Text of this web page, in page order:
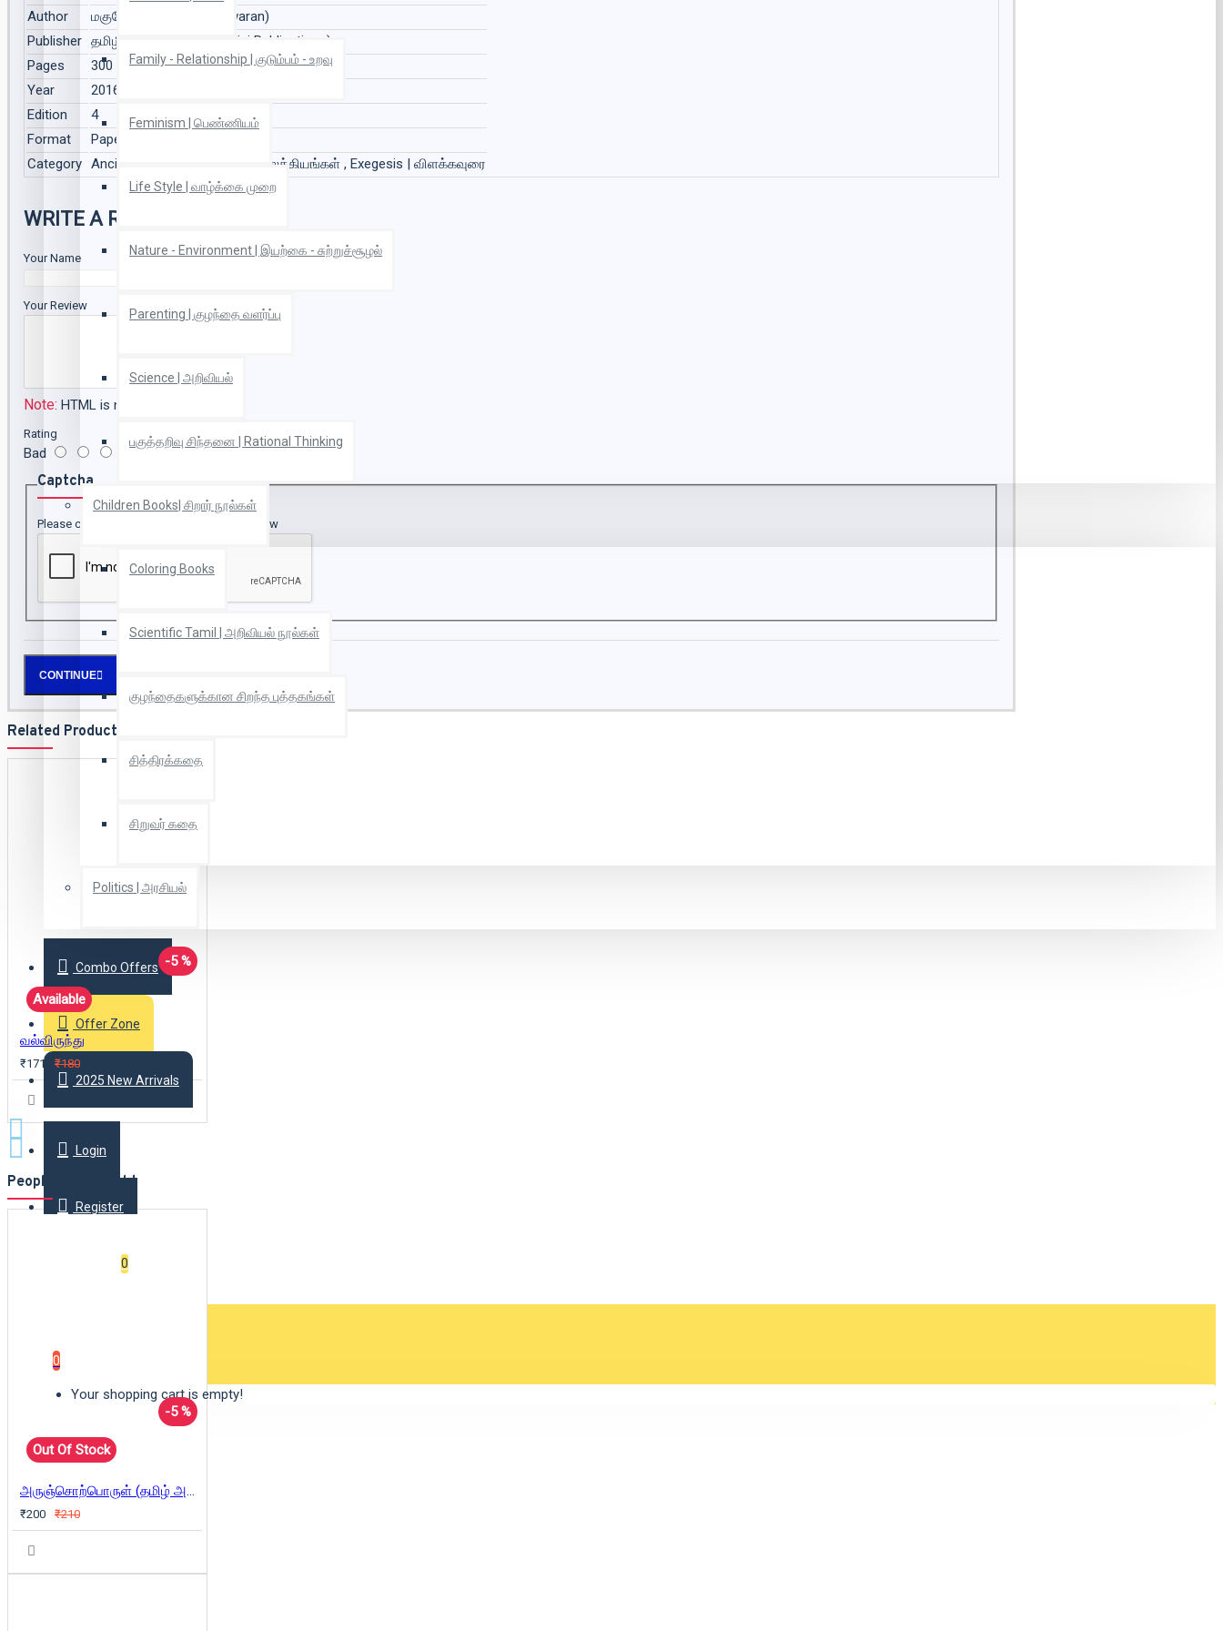
Family - Relationship | குடும்பம் - உறவு
Feminism | பெண்ணியம்
Life Style | வாழ்க்கை முறை
Nature - Environment | இயற்கை - சுற்றுச்சூழல்
Parenting | குழந்தை வளர்ப்பு
Science | அறிவியல்
பகுத்தறிவு சிந்தனை | Rational Thinking
Children Books| சிறார் நூல்கள்
Coloring Books
Scientific Tamil | அறிவியல் நூல்கள்
குழந்தைகளுக்கான சிறந்த புத்தகங்கள்
சித்திரக்கதை
சிறுவர் கதை
Politics | அரசியல்
Combo Offers
Offer Zone
2025 New Arrivals
Login
Register
0
0
Your shopping cart is empty!
Author
மகுடேசுவரன் (Magudeswaran)
Publisher தமிழினி வெளியீடு (Tamilini Publications)
Pages
300
Year
2016
Edition
4
Format
Paper Back
Category Ancient literature | பழங்கால இலக்கியங்கள் , Exegesis | விளக்கவுரை
WRITE A REVIEW
Your Name
Your Review
Note: HTML is not translated!
Rating
Bad Good
Captcha
Please complete the captcha validation below
CONTINUE
Related Products
-5 %
Available
வல்விருந்து
₹171 ₹180
People Also Bought
-5 %
Out Of Stock
அருஞ்சொற்பொருள் (தமிழ் அறிவோம்-2)
₹200 ₹210